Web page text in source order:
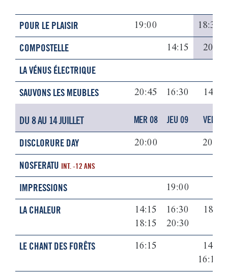
POUR LE PLAISIR 19:00 18:30
COMPOSTELLE 14:15 20:30
LA VÉNUS ÉLECTRIQUE
SAUVONS LES MEUBLES
20:45 16:30 14:15
DU 8 AU 14 JUILLET MER 08 JEU 09 VEN 10
DISCLORURE DAY 20:00 20:00
NOSFERATU INT. -12 ANS
IMPRESSIONS 19:00
LA CHALEUR
14:15
18:15
16:30
20:30
18:15
LE CHANT DES FORÊTS 16:15
14:30
16:15